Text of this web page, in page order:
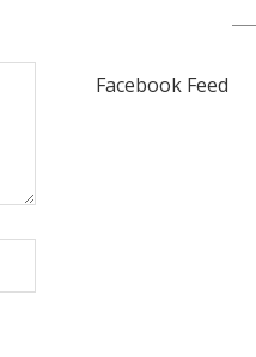
Facebook Feed